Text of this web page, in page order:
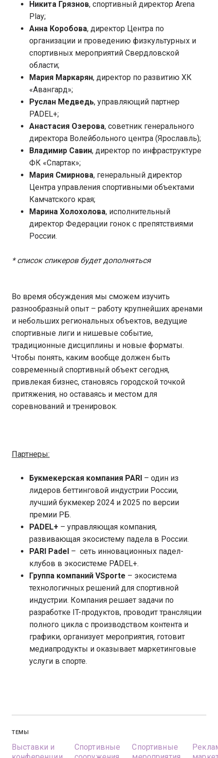
Никита Грязнов, спортивный директор Arena
Play;
Анна Коробова, директор Центра по
организации и проведению физкультурных и
спортивных мероприятий Свердловской
области;
Мария Маркарян, директор по развитию ХК
«Авангард»;
Руслан Медведь, управляющий партнер
PADEL+;
Анастасия Озерова, советник генерального
директора Волейбольного центра (Ярославль);
Владимир Савин, директор по инфраструктуре
ФК «Спартак»;
Мария Смирнова, генеральный директор
Центра управления спортивными объектами
Камчатского края;
Марина Холохолова, исполнительный
директор Федерации гонок с препятствиями
России.
* список спикеров будет дополняться
Во время обсуждения мы сможем изучить
разнообразный опыт – работу крупнейших аренами
и небольших региональных объектов, ведущие
спортивные лиги и нишевые событие,
традиционные дисциплины и новые форматы.
Чтобы понять, каким вообще должен быть
современный спортивный объект сегодня,
привлекая бизнес, становясь городской точкой
притяжения, но оставаясь и местом для
соревнований и тренировок.
Партнеры:
Букмекерская компания PARI – один из
лидеров беттинговой индустрии России,
лучший букмекер 2024 и 2025 по версии
премии РБ.
PADEL+ – управляющая компания,
развивающая экосистему падела в России.
PARI Padel – сеть инновационных падел-
клубов в экосистеме PADEL+.
Группа компаний VSporte – экосистема
технологичных решений для спортивной
индустрии. Компания решает задачи по
разработке IT-продуктов, проводит трансляции
полного цикла с производством контента и
графики, организует мероприятия, готовит
медиапродукты и оказывает маркетинговые
услуги в спорте.
ТЕМЫ
Выставки и
Спортивные
Спортивные